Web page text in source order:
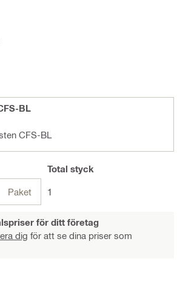
BL
CFS-BL
Paket
Total styck
1
för ditt företag
dig för att se dina priser som